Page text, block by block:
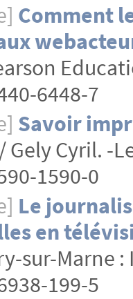
Comment
6448-7
Savoir
/ Gely Cyril. -
1590-0
Le
en
sur-Marne :
199-5